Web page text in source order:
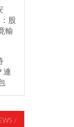
股
輸
連
/